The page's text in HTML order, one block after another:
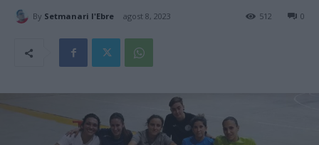
By Setmanari l'Ebre agost 8, 2023 0
512